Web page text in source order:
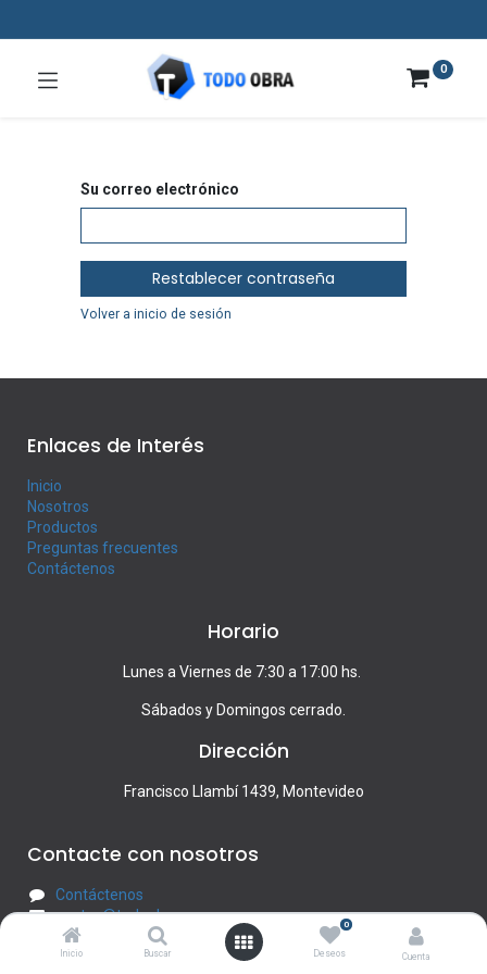
Inicio Buscar
0
Deseos Cuenta
0
Su correo electrónico
Restablecer contraseña
Volver a inicio de sesión
Enlaces de Interés
Inicio
Nosotros
Productos
Preguntas frecuentes
Contáctenos
Horario
Lunes a Viernes de 7:30 a 17:00 hs.
Sábados y Domingos cerrado.
Dirección
Francisco Llambí 1439, Montevideo
Contacte con nosotros
Contáctenos
ventas@todoobra.com.uy
2622-0000